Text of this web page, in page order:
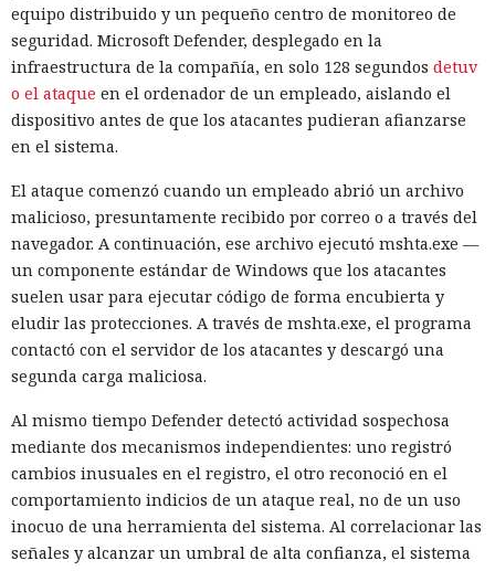
equipo distribuido y un pequeño centro de monitoreo de
seguridad. Microsoft Defender, desplegado en la
infraestructura de la compañía, en solo 128 segundos detuv
o el ataque en el ordenador de un empleado, aislando el
dispositivo antes de que los atacantes pudieran afianzarse
en el sistema.
El ataque comenzó cuando un empleado abrió un archivo
malicioso, presuntamente recibido por correo o a través del
navegador. A continuación, ese archivo ejecutó mshta.exe —
un componente estándar de Windows que los atacantes
suelen usar para ejecutar código de forma encubierta y
eludir las protecciones. A través de mshta.exe, el programa
contactó con el servidor de los atacantes y descargó una
segunda carga maliciosa.
Al mismo tiempo Defender detectó actividad sospechosa
mediante dos mecanismos independientes: uno registró
cambios inusuales en el registro, el otro reconoció en el
comportamiento indicios de un ataque real, no de un uso
inocuo de una herramienta del sistema. Al correlacionar las
señales y alcanzar un umbral de alta confianza, el sistema